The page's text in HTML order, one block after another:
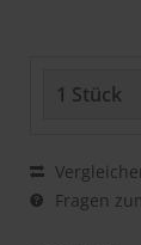
Fragen